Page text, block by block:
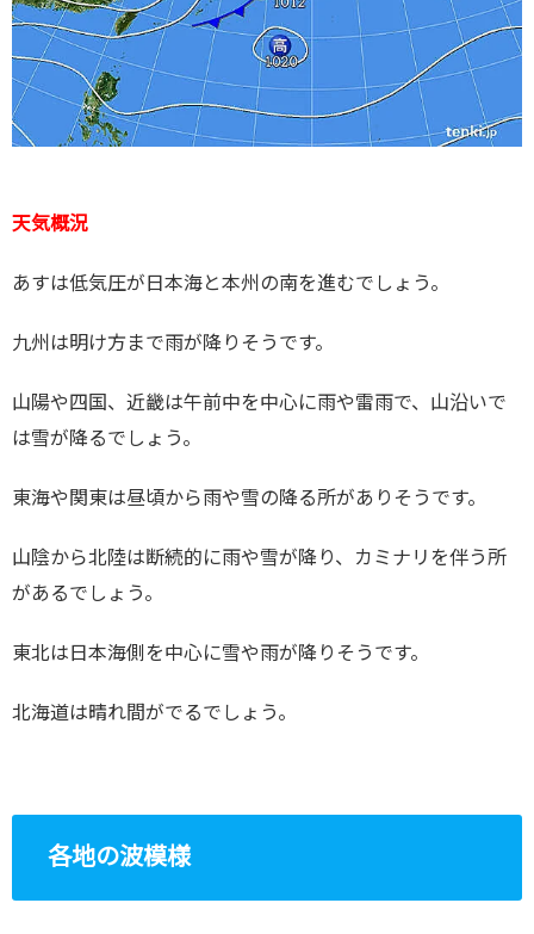
天気概況
あすは低気圧が日本海と本州の南を進むでしょう。
九州は明け方まで雨が降りそうです。
山陽や四国、近畿は午前中を中心に雨や雷雨で、山沿いで
は雪が降るでしょう。
東海や関東は昼頃から雨や雪の降る所がありそうです。
山陰から北陸は断続的に雨や雪が降り、カミナリを伴う所
があるでしょう。
東北は日本海側を中心に雪や雨が降りそうです。
北海道は晴れ間がでるでしょう。
各地の波模様